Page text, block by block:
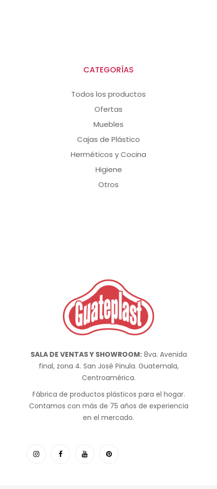
CATEGORÍAS
Todos los productos
Ofertas
Muebles
Cajas de Plástico
Herméticos y Cocina
Higiene
Otros
SALA DE VENTAS Y SHOWROOM:8va. Avenida
final, zona 4. San José Pinula. Guatemala,
Centroamérica.
Fábrica de productos plásticos para el hogar.
Contamos con más de 75 años de experiencia
en el mercado.